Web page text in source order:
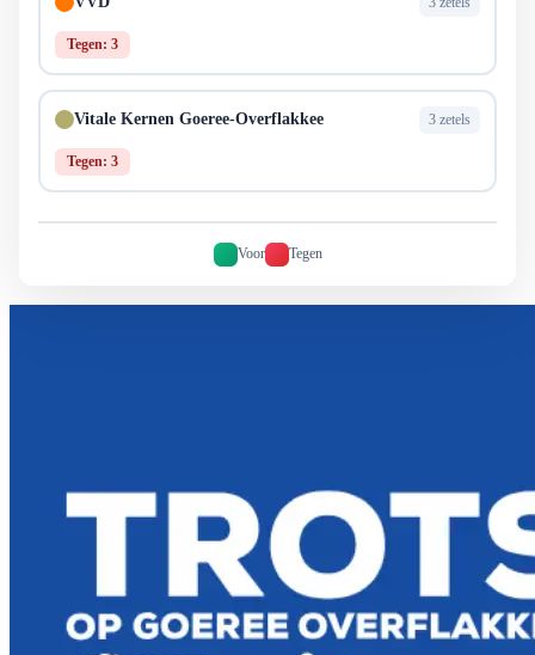
Tegen: 3
Vitale Kernen Goeree-Overflakkee 3 zetels
Tegen: 3
Voor Tegen